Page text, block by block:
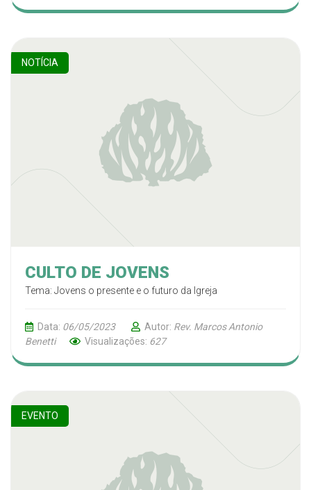
NOTÍCIA
CULTO DE JOVENS
Tema: Jovens o presente e o futuro da Igreja
Data: 06/05/2023 Autor: Rev. Marcos Antonio
Benetti
Visualizações: 627
EVENTO